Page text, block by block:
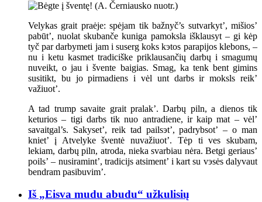
Velykas grait praėje: spėjam tik bažnyč’s sutvarkyt’, mišios’
pabūt’, nuolat skubanče kuniga pamoksla išklausyt – gi kėp
tyč par darbymeti jam i suserg koks kэtos parapijos klebons, –
nu i ketu kasmet tradiciške priklausančių darbų i smagumų
nuveikt, o jau i švente baigias. Smag, ka tenk bent gimins
susitikt, bu jo pirmadiens i vėl unt darbs ir moksls reik’
važiuot’.
A tad trump savaite grait pralak’. Darbų piln, a dienos tik
keturios – tigi darbs tik nuo antradiene, ir kaip mat – vėl’
savaitgal’s. Sakyset’, reik tad pailsэt’, padrybsot’ – o man
kniet’ į Atvelyke šventė nuvažiuot’. Tėp ti ves skubam,
lekiam, darbų piln, atroda, nieka svarbiau nėra. Betgi geriaus’
poils’ – nusiramint’, tradicijs atsiment’ i kart su vэsės dalyvaut
bendram pasibuvim’.
Iš „Eisva mudu abudu“ užkulisių